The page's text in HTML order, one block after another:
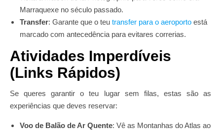
Marraquexe no século passado.
Transfer: Garante que o teu transfer para o aeroporto está
marcado com antecedência para evitares correrias.
Atividades Imperdíveis
(Links Rápidos)
Se queres garantir o teu lugar sem filas, estas são as
experiências que deves reservar:
Voo de Balão de Ar Quente: Vê as Montanhas do Atlas ao